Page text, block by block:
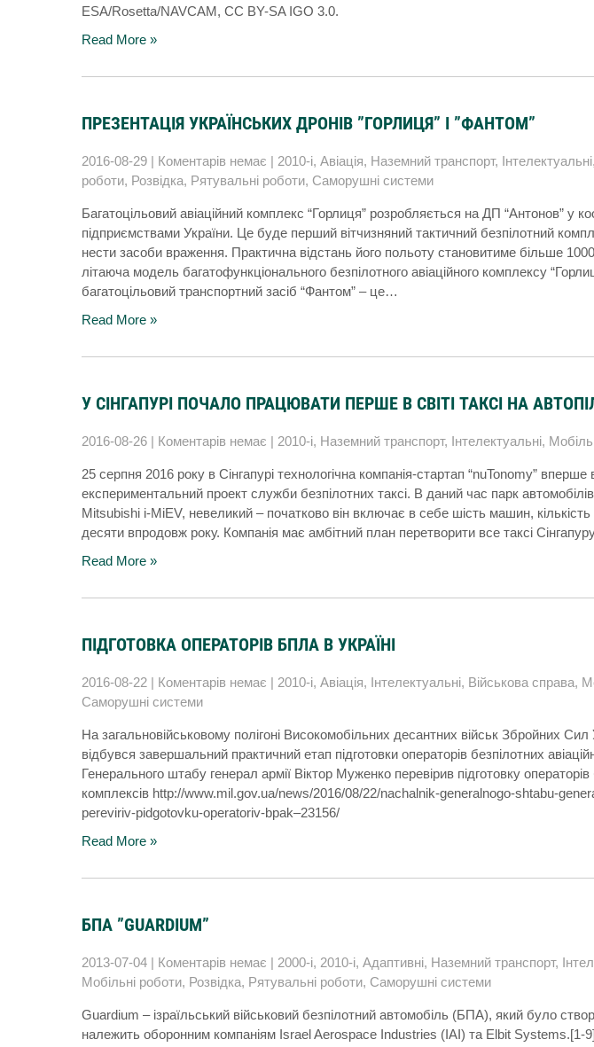
ESA/Rosetta/NAVCAM, CC BY-SA IGO 3.0.
Read More »
ПРЕЗЕНТАЦІЯ УКРАЇНСЬКИХ ДРОНІВ ”ГОРЛИЦЯ” І ”ФАНТОМ”
2016-08-29 | Коментарів немає | 2010-і, Авіація, Наземний транспорт, Інтелектуальні,
роботи, Розвідка, Рятувальні роботи, Саморушні системи
Багатоцільовий авіаційний комплекс “Горлиця” розробляється на ДП “Антонов” у
підприємствами України. Це буде перший вітчизняний тактичний безпілотний
нести засоби враження. Практична відстань його польоту становитиме більше
літаюча модель багатофункціонального безпілотного авіаційного комплексу
багатоцільовий транспортний засіб “Фантом” – це…
Read More »
У СІНГАПУРІ ПОЧАЛО ПРАЦЮВАТИ ПЕРШЕ В СВІТІ ТАКСІ НА
2016-08-26 | Коментарів немає | 2010-і, Наземний транспорт, Інтелектуальні,
25 серпня 2016 року в Сінгапурі технологічна компанія-стартап “nuTonomy” вперше
експериментальний проект служби безпілотних таксі. В даний час парк
Mitsubishi i-MiEV, невеликий – початково він включає в себе шість машин,
десяти впродовж року. Компанія має амбітний план перетворити все таксі
Read More »
ПІДГОТОВКА ОПЕРАТОРІВ БПЛА В УКРАЇНІ
2016-08-22 | Коментарів немає | 2010-і, Авіація, Інтелектуальні, Військова справа,
Саморушні системи
На загальновійськовому полігоні Високомобільних десантних військ Збройних
відбувся завершальний практичний етап підготовки операторів безпілотних
Генерального штабу генерал армії Віктор Муженко перевірив підготовку операторів
комплексів http://www.mil.gov.ua/news/2016/08/22/nachalnik-generalnogo-shtabu-
pereviriv-pidgotovku-operatoriv-bpak–23156/
Read More »
БПА ”GUARDIUM”
2013-07-04 | Коментарів немає | 2000-і, 2010-і, Адаптивні, Наземний транспорт,
Мобільні роботи, Розвідка, Рятувальні роботи, Саморушні системи
Guardium – ізраїльський військовий безпілотний автомобіль (БПА), який було
належить оборонним компаніям Israel Aerospace Industries (IAI) та Elbit